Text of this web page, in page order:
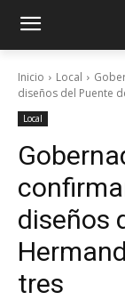
Inicio Local
diseños del Puente
Local
diseños
tres